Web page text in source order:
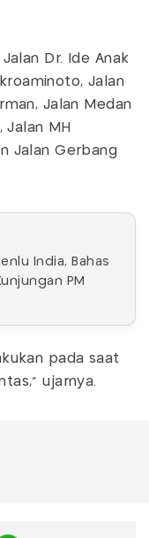
Jalan Dr. Ide Anak
Jalan
Jalan Medan
Jalan MH
Jalan Gerbang
India, Bahas
PM
pada saat
ujarnya.